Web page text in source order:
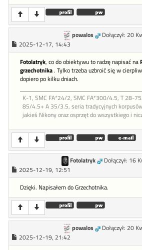
powalos
Dołączył: 20
2025-12-17, 14:43
Fotolatryk, co do obiektywu to radzę napisać na
grzechotnika. Tylko trzeba uzbroić się w
dopiero po kilku dniach.
K-1, SMC FA*24/2, SMC FA*300/4.5, T 28-
85/4.5+ A 35/3.5, seria tradycyjnych
jakieś Nikony oraz osprzęt do wszystkiego i
Fotolatryk
Dołączył: 16
2025-12-19, 12:51
Dzięki. Napisałem do Grzechotnika.
powalos
Dołączył: 20
2025-12-19, 21:42